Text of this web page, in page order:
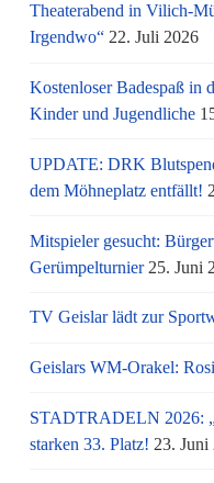
Theaterabend in Vilich-
Irgendwo“ 22. Juli 2026
Kostenloser Badespaß in
Kinder und Jugendliche
UPDATE: DRK
dem Möhneplatz entfällt!
Mitspieler gesucht:
Gerümpelturnier 25. Juni
TV Geislar lädt zur
Geislars WM-Orakel:
STADTRADELN 2026:
starken 33. Platz! 23. Juni